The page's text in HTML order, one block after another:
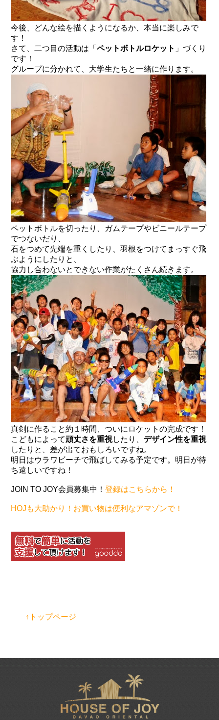
今後、どんな絵を描くようになるか、本当に楽しみで
す！
さて、二つ目の活動は「ペットボトルロケット 」づくり
です！
グループに分かれて、大学生たちと一緒に作ります。
ペットボトルを切ったり、ガムテープやビニールテープ
でつないだり、
石をつめて先端を重くしたり、羽根をつけてまっすぐ飛
ぶようにしたりと、
協力し合わないとできない作業がたくさん続きます。
真剣に作ること約１時間、ついにロケットの完成です！
こどもによって頑丈さを重視したり、デザイン性を重視
したりと、差が出ておもしろいですね。
明日はウラワビーチで飛ばしてみる予定です。明日が待
ち遠しいですね！
JOIN TO JOY会員募集中！登録はこちらから！
HOJも大助かり！お買い物は便利なアマゾンで！
↑トップページ